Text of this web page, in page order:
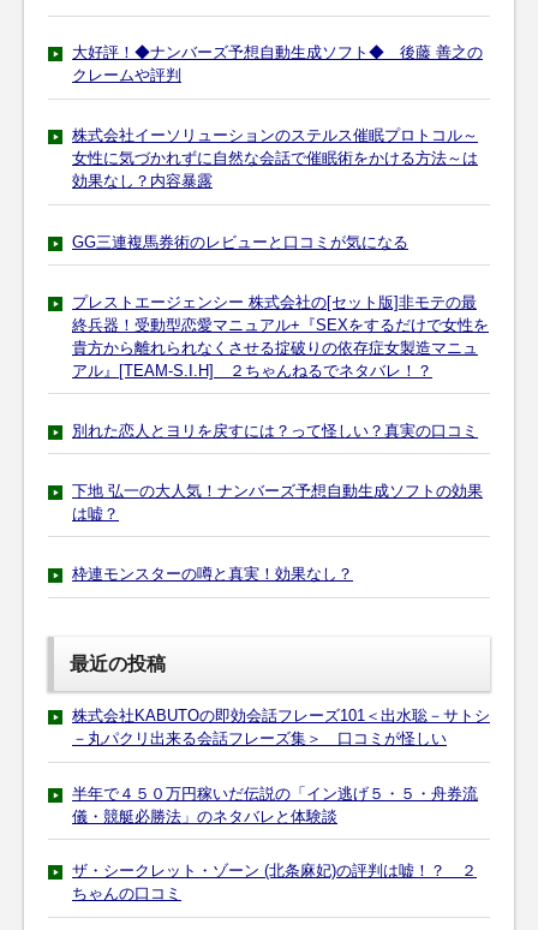
大好評！◆ナンバーズ予想自動生成ソフト◆ 後藤 善之の
クレームや評判
株式会社イーソリューションのステルス催眠プロトコル～
女性に気づかれずに自然な会話で催眠術をかける方法～は
効果なし？内容暴露
GG三連複馬券術のレビューと口コミが気になる
プレストエージェンシー 株式会社の[セット版]非モテの最
終兵器！受動型恋愛マニュアル+『SEXをするだけで女性を
貴方から離れられなくさせる掟破りの依存症女製造マニュ
アル』[TEAM-S.I.H] ２ちゃんねるでネタバレ！？
別れた恋人とヨリを戻すには？って怪しい？真実の口コミ
下地 弘一の大人気！ナンバーズ予想自動生成ソフトの効果
は嘘？
枠連モンスターの噂と真実！効果なし？
最近の投稿
株式会社KABUTOの即効会話フレーズ101＜出水聡－サトシ
－丸パクリ出来る会話フレーズ集＞ 口コミが怪しい
半年で４５０万円稼いだ伝説の「イン逃げ５・５・舟券流
儀・競艇必勝法」のネタバレと体験談
ザ・シークレット・ゾーン (北条麻妃)の評判は嘘！？ ２
ちゃんの口コミ